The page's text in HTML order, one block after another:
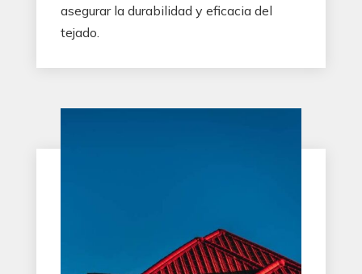
asegurar la durabilidad y eficacia del
tejado.